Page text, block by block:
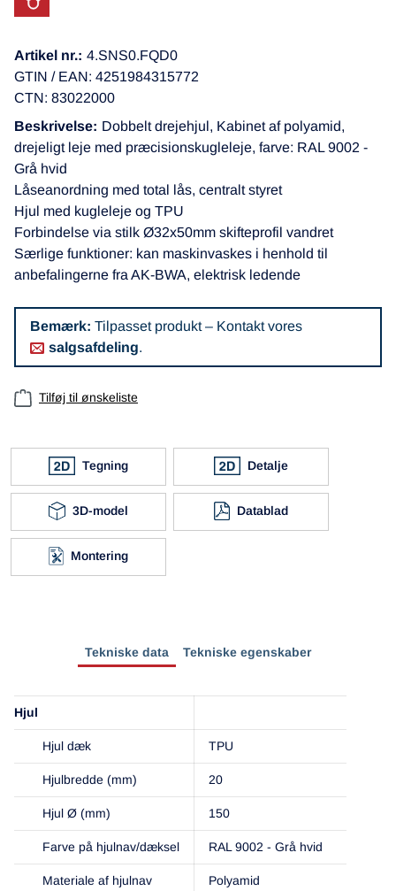
Artikel nr.: 4.SNS0.FQD0
GTIN / EAN: 4251984315772
CTN: 83022000
Beskrivelse: Dobbelt drejehjul, Kabinet af polyamid,
drejeligt leje med præcisionskugleleje, farve: RAL 9002 -
Grå hvid
Låseanordning med total lås, centralt styret
Hjul med kugleleje og TPU
Forbindelse via stilk Ø32x50mm skifteprofil vandret
Særlige funktioner: kan maskinvaskes i henhold til
anbefalingerne fra AK-BWA, elektrisk ledende
Bemærk: Tilpasset produkt – Kontakt vores
salgsafdeling.
Tilføj til ønskeliste
Tegning Detalje
3D-model Datablad
Montering
Tekniske data Tekniske egenskaber
Hjul
Hjul dæk TPU
Hjulbredde (mm) 20
Hjul Ø (mm) 150
Farve på hjulnav/dæksel RAL 9002 - Grå hvid
Materiale af hjulnav Polyamid